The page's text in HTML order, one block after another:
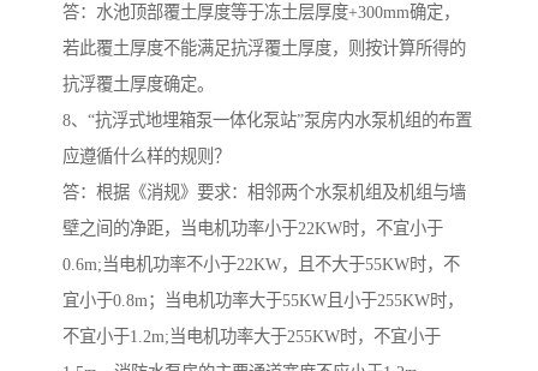
答：水池顶部覆土厚度等于冻土层厚度+300mm确定，
若此覆土厚度不能满足抗浮覆土厚度，则按计算所得的
抗浮覆土厚度确定。
8、“抗浮式地埋箱泵一体化泵站”泵房内水泵机组的布置
应遵循什么样的规则？
答：根据《消规》要求：相邻两个水泵机组及机组与墙
壁之间的净距，当电机功率小于22KW时，不宜小于
0.6m;当电机功率不小于22KW，且不大于55KW时，不
宜小于0.8m；当电机功率大于55KW且小于255KW时，
不宜小于1.2m;当电机功率大于255KW时，不宜小于